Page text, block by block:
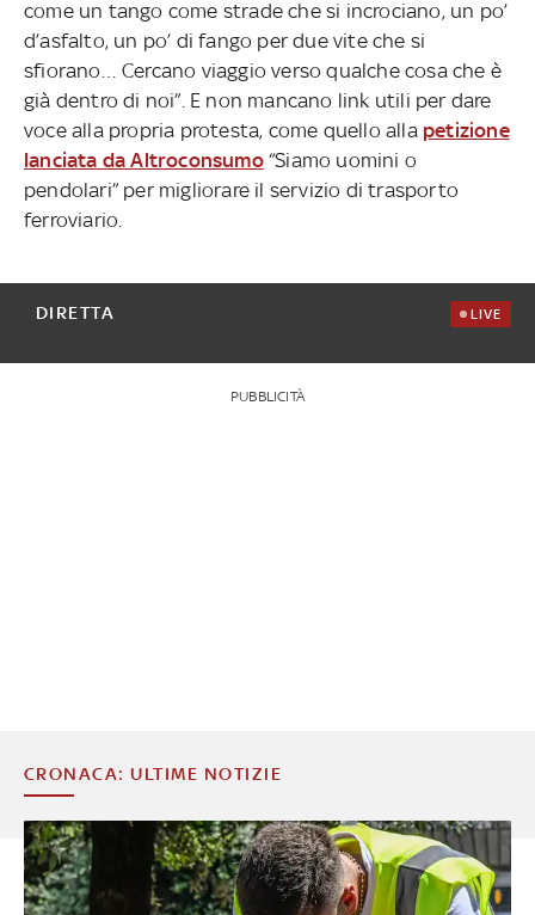
come un tango come strade che si incrociano, un po’
d’asfalto, un po’ di fango per due vite che si
sfiorano… Cercano viaggio verso qualche cosa che è
già dentro di noi”. E non mancano link utili per dare
voce alla propria protesta, come quello alla petizione
lanciata da Altroconsumo“Siamo uomini o
pendolari” per migliorare il servizio di trasporto
ferroviario.
DIRETTA LIVE
PUBBLICITÀ
CRONACA: ULTIME NOTIZIE